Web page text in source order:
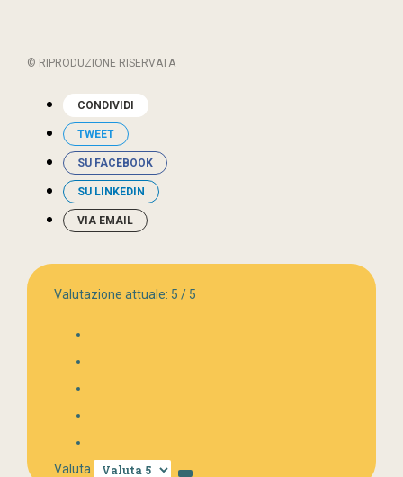
© RIPRODUZIONE RISERVATA
CONDIVIDI
TWEET
SU FACEBOOK
SU LINKEDIN
VIA EMAIL
Valutazione attuale: 5 / 5
Valuta